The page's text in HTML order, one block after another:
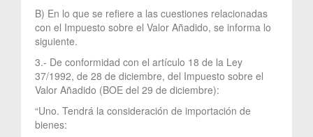
B) En lo que se refiere a las cuestiones relacionadas
con el Impuesto sobre el Valor Añadido, se informa lo
siguiente.
3.- De conformidad con el artículo 18 de la Ley
37/1992, de 28 de diciembre, del Impuesto sobre el
Valor Añadido (BOE del 29 de diciembre):
“Uno. Tendrá la consideración de importación de
bienes: